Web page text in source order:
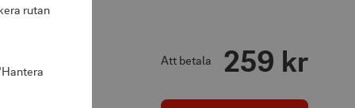
rutan
Att betala 259 kr